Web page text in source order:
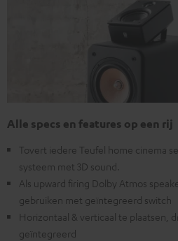
Alle specs en features op een rij
Tovert iedere Teufel home cinema
systeem met 3D sound.
Als upward firing Dolby Atmos
gebruiken met geïntegreerd switch
Horizontaal & verticaal te plaatsen,
geïntegreerd